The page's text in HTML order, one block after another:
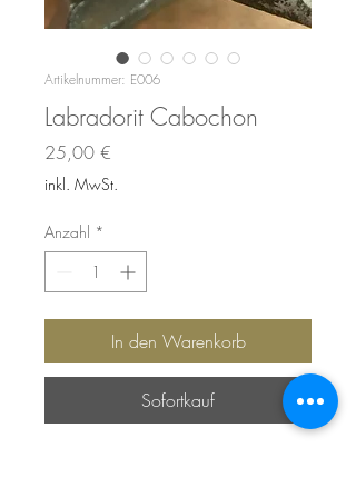
Artikelnummer: E006
Labradorit Cabochon
25,00 €
inkl. MwSt.
Anzahl *
In den Warenkorb
Sofortkauf